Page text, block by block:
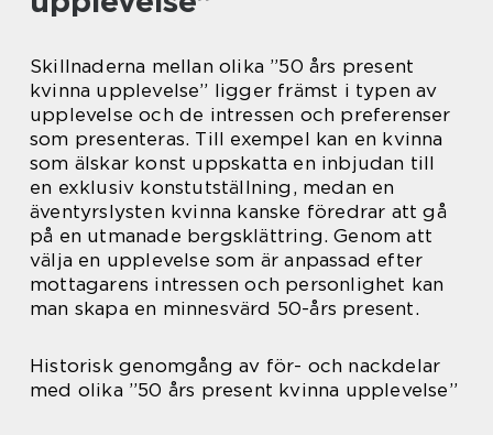
Skillnaderna mellan olika ”50 års present
kvinna upplevelse” ligger främst i typen av
upplevelse och de intressen och preferenser
som presenteras. Till exempel kan en kvinna
som älskar konst uppskatta en inbjudan till
en exklusiv konstutställning, medan en
äventyrslysten kvinna kanske föredrar att gå
på en utmanade bergsklättring. Genom att
välja en upplevelse som är anpassad efter
mottagarens intressen och personlighet kan
man skapa en minnesvärd 50-års present.
Historisk genomgång av för- och nackdelar
med olika ”50 års present kvinna upplevelse”